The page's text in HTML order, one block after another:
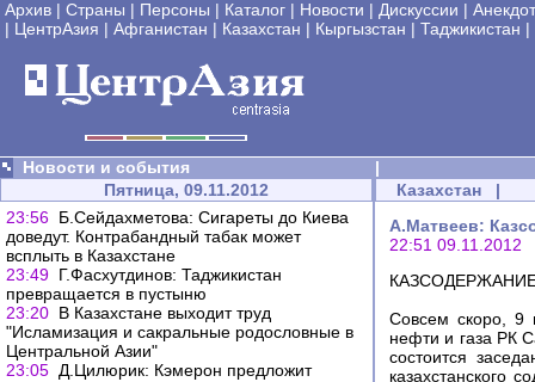
Архив | Страны | Персоны | Каталог | Новости | Дискуссии |
| ЦентрАзия | Афганистан | Казахстан | Кыргызстан | Таджикистан |
Новости и события
|
Пятница, 09.11.2012
23:56 Б.Сейдахметова: Сигареты до Киева
доведут. Контрабандный табак может
всплыть в Казахстане
23:49 Г.Фасхутдинов: Таджикистан
превращается в пустыню
23:20 В Казахстане выходит труд
"Исламизация и сакральные родословные в
Центральной Азии"
23:05 Д.Цилюрик: Кэмерон предложит
Казахстан |
А.Матвеев:
22:51 09.11.2012
Совсем скоро, 9
нефти и газа РК
состоится
казахстанского